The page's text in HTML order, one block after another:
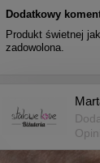
Dodatkowy
Produkt świetnej
zadowolona.